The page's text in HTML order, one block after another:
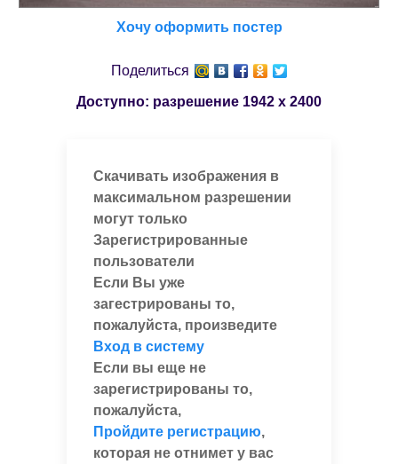
Хочу оформить постер
Поделиться
Доступно: разрешение 1942 x 2400
Скачивать изображения в
максимальном разрешении
могут только
Зарегистрированные
пользователи
Если Вы уже
загестрированы то,
пожалуйста, произведите
Вход в систему
Если вы еще не
зарегистрированы то,
пожалуйста,
Пройдите регистрацию,
которая не отнимет у вас